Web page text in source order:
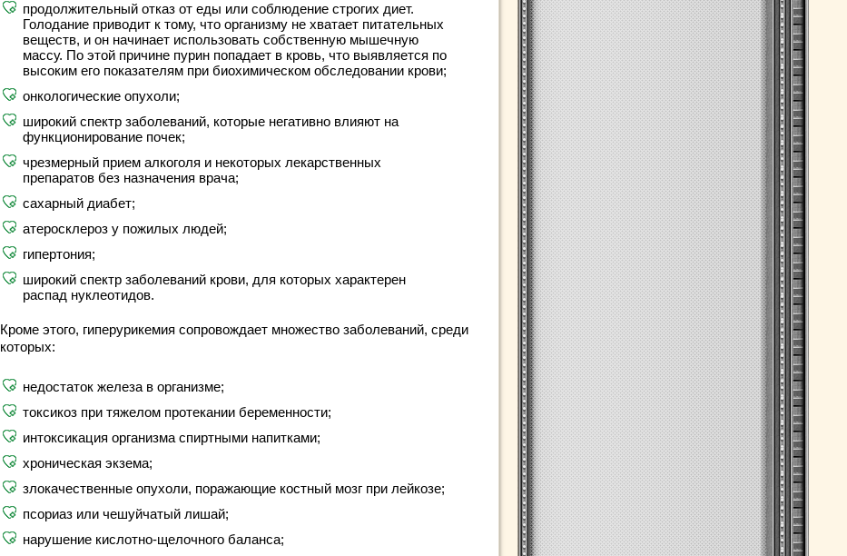
продолжительный отказ от еды или соблюдение строгих диет.
Голодание приводит к тому, что организму не хватает питательных
веществ, и он начинает использовать собственную мышечную
массу. По этой причине пурин попадает в кровь, что выявляется по
высоким его показателям при биохимическом обследовании крови;
онкологические опухоли;
широкий спектр заболеваний, которые негативно влияют на
функционирование почек;
чрезмерный прием алкоголя и некоторых лекарственных
препаратов без назначения врача;
сахарный диабет;
атеросклероз у пожилых людей;
гипертония;
широкий спектр заболеваний крови, для которых характерен
распад нуклеотидов.
Кроме этого, гиперурикемия сопровождает множество заболеваний, среди
которых:
недостаток железа в организме;
токсикоз при тяжелом протекании беременности;
интоксикация организма спиртными напитками;
хроническая экзема;
злокачественные опухоли, поражающие костный мозг при лейкозе;
псориаз или чешуйчатый лишай;
нарушение кислотно-щелочного баланса;